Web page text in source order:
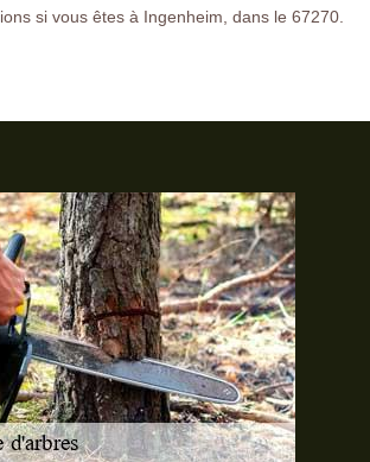
si vous êtes à Ingenheim, dans le 67270.